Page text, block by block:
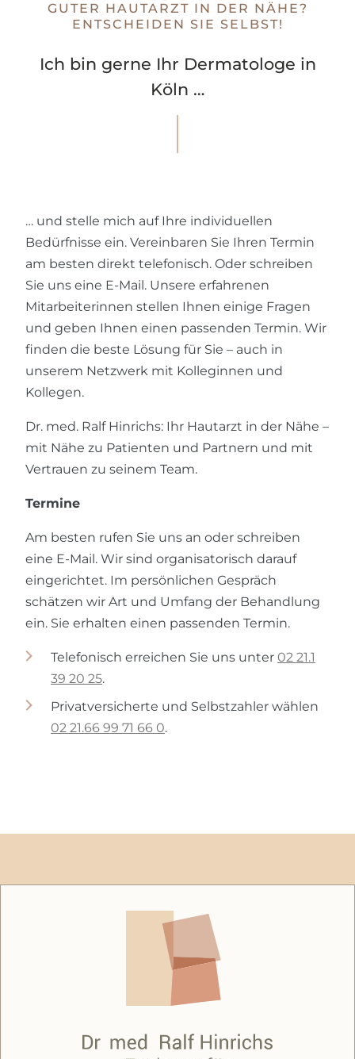
GUTER HAUTARZT IN DER NÄHE?
ENTSCHEIDEN SIE SELBST!
Ich bin gerne Ihr Dermatologe in
Köln …
… und stelle mich auf Ihre individuellen
Bedürfnisse ein. Vereinbaren Sie Ihren Termin
am besten direkt telefonisch. Oder schreiben
Sie uns eine E-Mail. Unsere erfahrenen
Mitarbeiterinnen stellen Ihnen einige Fragen
und geben Ihnen einen passenden Termin. Wir
finden die beste Lösung für Sie – auch in
unserem Netzwerk mit Kolleginnen und
Kollegen.
Dr. med. Ralf Hinrichs: Ihr Hautarzt in der Nähe –
mit Nähe zu Patienten und Partnern und mit
Vertrauen zu seinem Team.
Termine
Am besten rufen Sie uns an oder schreiben
eine E-Mail. Wir sind organisatorisch darauf
eingerichtet. Im persönlichen Gespräch
schätzen wir Art und Umfang der Behandlung
ein. Sie erhalten einen passenden Termin.
Telefonisch erreichen Sie uns unter 02 21.1
39 20 25.
Privatversicherte und Selbstzahler wählen
02 21.66 99 71 66 0.